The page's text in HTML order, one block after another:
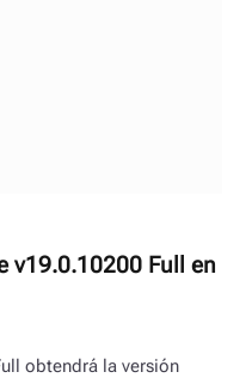
v19.0.10200 Full en
obtendrá la versión